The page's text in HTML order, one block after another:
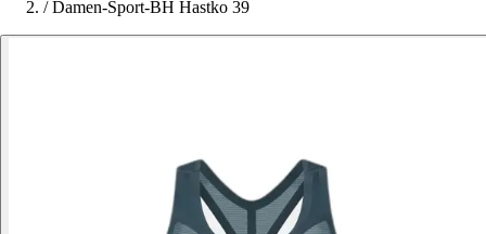
/ Damen-Sport-BH Hastko 39